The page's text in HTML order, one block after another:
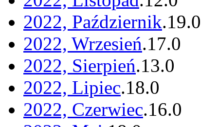
2022, Październik.19.0
2022, Wrzesień.17.0
2022, Sierpień.13.0
2022, Lipiec.18.0
2022, Czerwiec.16.0